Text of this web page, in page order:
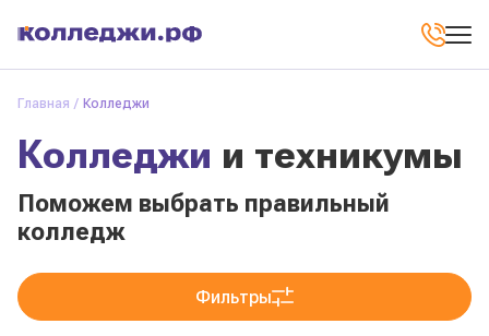
Главная Колледжи
Колледжи и техникумы
Поможем выбрать правильный
колледж
Фильтры